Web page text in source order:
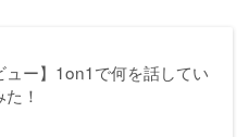
ュー】1on1で何を話してい
！